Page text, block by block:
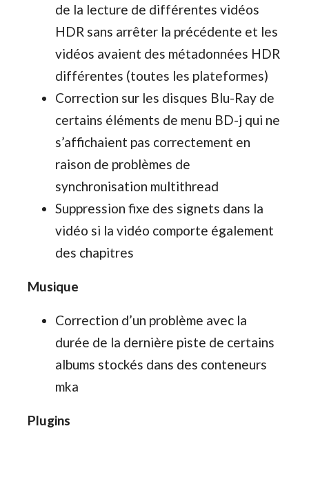
de la lecture de différentes vidéos
HDR sans arrêter la précédente et les
vidéos avaient des métadonnées HDR
différentes (toutes les plateformes)
Correction sur les disques Blu-Ray de
certains éléments de menu BD-j qui ne
s’affichaient pas correctement en
raison de problèmes de
synchronisation multithread
Suppression fixe des signets dans la
vidéo si la vidéo comporte également
des chapitres
Musique
Correction d’un problème avec la
durée de la dernière piste de certains
albums stockés dans des conteneurs
mka
Plugins